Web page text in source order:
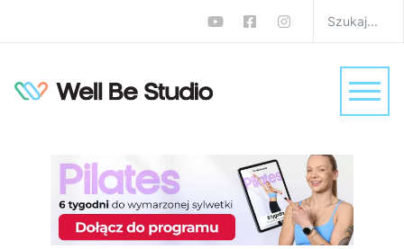
Trening HIIT full body 30
minut w domu – spalaj
tłuszcz i wzmacniaj całe
ciało
FBW,HIIT,Trening na całe ciało,Trening w domu,